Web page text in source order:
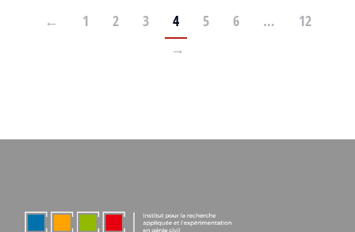
← 1 2 3 4 5 6 …
12
→